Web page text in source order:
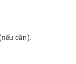
cần).